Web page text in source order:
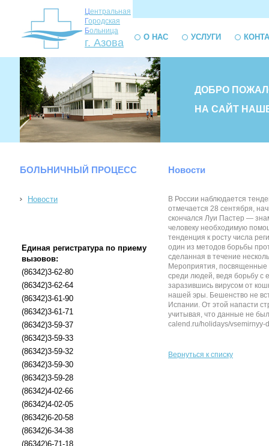
Центральная
Городская
Больница
г. Азова О НАС УСЛУГИ
ДОБРО
НА САЙТ
БОЛЬНИЧНЫЙ ПРОЦЕСС
Новости
Единая регистратура по приему
вызовов:
(86342)3-62-80
(86342)3-62-64
(86342)3-61-90
(86342)3-61-71
(86342)3-59-37
(86342)3-59-33
(86342)3-59-32
(86342)3-59-30
(86342)3-59-28
(86342)4-02-66
(86342)4-02-05
(86342)6-20-58
(86342)6-34-38
(86342)6-71-18
Новости
В России наблюдается
отмечается 28 сентября,
скончался Луи Пастер —
человеку необходимую
тенденция к росту числа
один из методов борьбы
сделанная в течение
Мероприятия, посвященные
среди людей, ведя борьбу с
заразившись вирусом от
нашей эры. Бешенство не
Испании. От этой напасти
учитывая, что данные не
calend.ru/holidays/vsemirnyy-
Вернуться к списку